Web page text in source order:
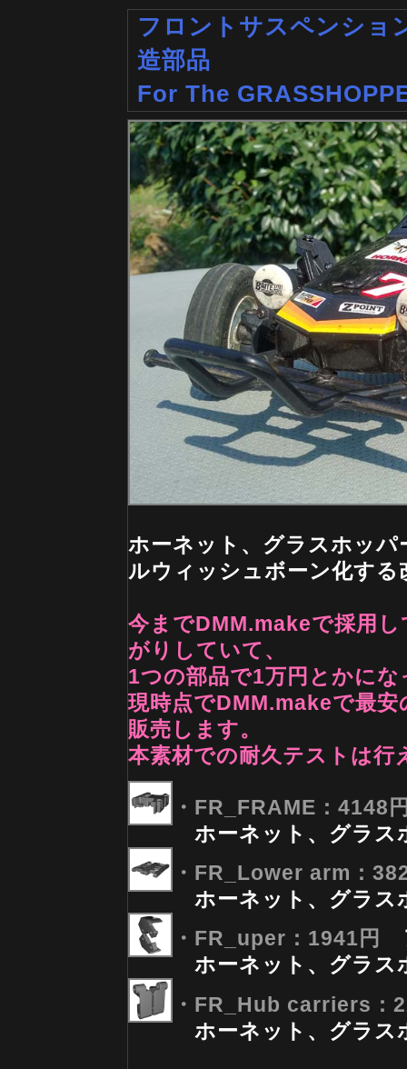
フロントサスペンショ
造部品
For The
ホーネット、グラスホッ
ルウィッシュボーン化する
今までDMM.makeで採用
がりしていて、
1つの部品で1万円とかに
現時点でDMM.makeで最
販売します。
本素材での耐久テストは行
・FR_FRAME：4148
ホーネット、グラス
・FR_Lower arm：
ホーネット、グラス
・FR_uper：1941円
ホーネット、グラス
・FR_Hub carriers：
ホーネット、グラス